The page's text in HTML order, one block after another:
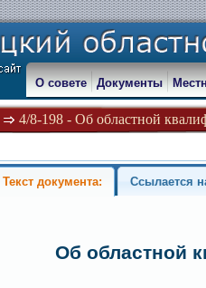
4/8-198 - Об областной
О совете Документы
Текст документа: Ссылается
Об областной